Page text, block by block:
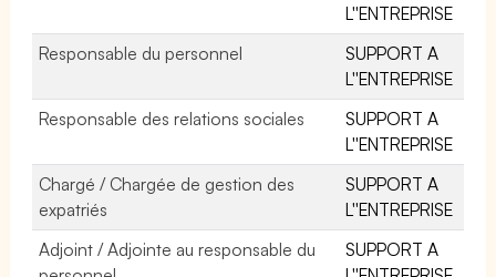
L''ENTREPRISE
Responsable du personnel
SUPPORT A
L''ENTREPRISE
Responsable des relations sociales
SUPPORT A
L''ENTREPRISE
Chargé / Chargée de gestion des
expatriés
SUPPORT A
L''ENTREPRISE
Adjoint / Adjointe au responsable du
SUPPORT A